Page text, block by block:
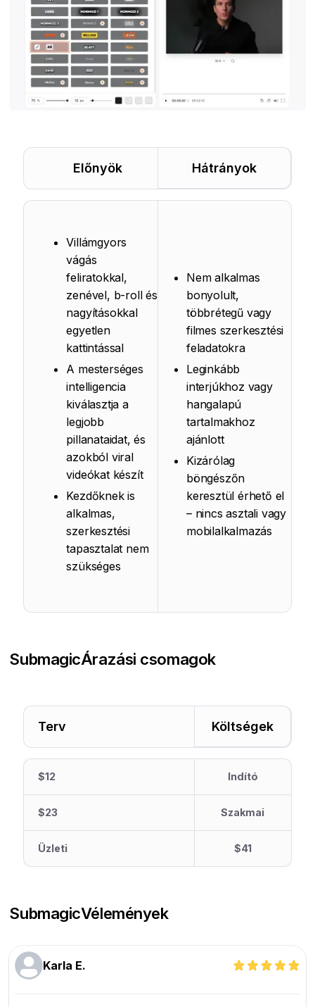
Előnyök Hátrányok
Villámgyors
vágás
feliratokkal,
zenével, b-roll és
nagyításokkal
egyetlen
kattintással
A mesterséges
intelligencia
kiválasztja a
legjobb
pillanataidat, és
azokból viral
videókat készít
Kezdőknek is
alkalmas,
szerkesztési
tapasztalat nem
szükséges
Nem alkalmas
bonyolult,
többrétegű vagy
filmes szerkesztési
feladatokra
Leginkább
interjúkhoz vagy
hangalapú
tartalmakhoz
ajánlott
Kizárólag
böngészőn
keresztül érhető el
– nincs asztali vagy
mobilalkalmazás
SubmagicÁrazási csomagok
Terv Költségek
$12 Indító
$23 Szakmai
Üzleti $41
SubmagicVélemények
Karla E.